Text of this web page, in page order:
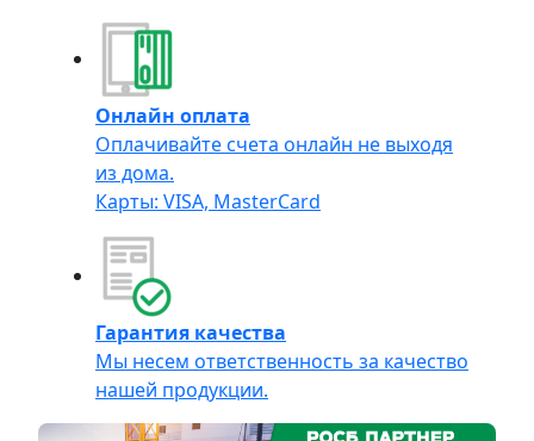
Онлайн оплата
Оплачивайте счета онлайн не выходя
из дома.
Карты: VISA, MasterCard
Гарантия качества
Мы несем ответственность за качество
нашей продукции.